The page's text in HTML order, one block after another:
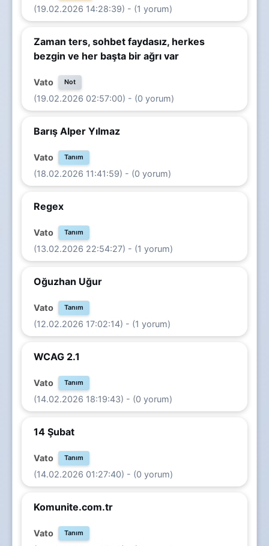
(19.02.2026 14:28:39) - (1 yorum)
Zaman ters, sohbet faydasız, herkes
bezgin ve her başta bir ağrı var
Vato Not
(19.02.2026 02:57:00) - (0 yorum)
Barış Alper Yılmaz
Vato Tanım
(18.02.2026 11:41:59) - (0 yorum)
Regex
Vato Tanım
(13.02.2026 22:54:27) - (1 yorum)
Oğuzhan Uğur
Vato Tanım
(12.02.2026 17:02:14) - (1 yorum)
WCAG 2.1
Vato Tanım
(14.02.2026 18:19:43) - (0 yorum)
14 Şubat
Vato Tanım
(14.02.2026 01:27:40) - (0 yorum)
Komunite.com.tr
Vato Tanım